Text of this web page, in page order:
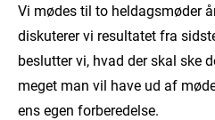
Vi mødes til to heldagsmøder
diskuterer vi resultatet fra
beslutter vi, hvad der skal ske
meget man vil have ud af
ens egen forberedelse.